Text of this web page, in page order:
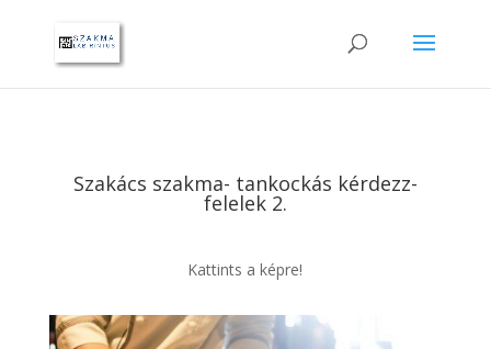
Szakács szakma- tankockás kérdezz-
felelek 2.
Kattints a képre!